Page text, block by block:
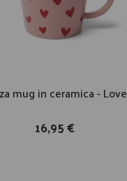
mug in ceramica - Love
16,95 €